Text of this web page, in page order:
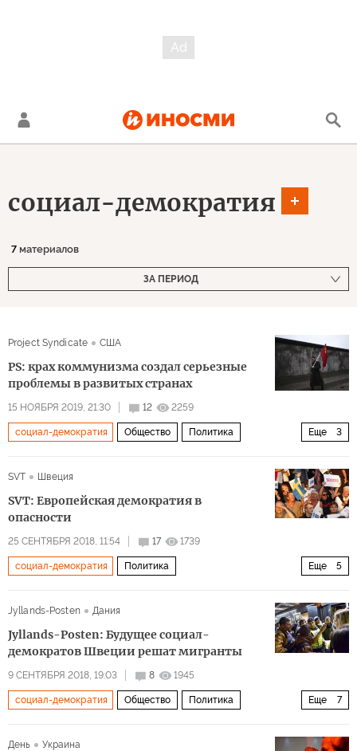
социал-демократия
7 материалов
ЗА ПЕРИОД
Project Syndicate США
PS: крах коммунизма создал серьезные
проблемы в развитых странах
15 НОЯБРЯ 2019, 21:30 12 2259
Еще 3
социал-демократия Общество Политика
SVT Швеция
SVT: Европейская демократия в
опасности
25 СЕНТЯБРЯ 2018, 11:54 17 1739
Еще 5
социал-демократия Политика
Jyllands-Posten Дания
Jyllands-Posten: Будущее социал-
демократов Швеции решат мигранты
9 СЕНТЯБРЯ 2018, 19:03 8 1945
Еще 7
социал-демократия Общество Политика
День Украина